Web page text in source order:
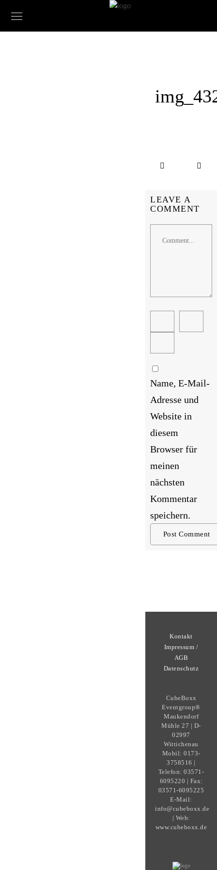
LEAVE A
COMMENT
Name, E-Mail-
Adresse und
Website in
diesem
Browser für
meinen
nächsten
Kommentar
speichern.
Kontakt
Impressum /
AGB
Datenschutz
CubeBoxx
Eventgroup®
Maukendorf
Mühle 27 | D-
02997
Wittichenau
Mobil: 0173-
3758516 |
Telefon: 03571-
6095220 | Fax:
03571-6095225
E-Mail:
info@cubeboxx.de
| Web:
www.cubeboxx.de